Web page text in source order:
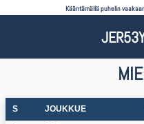
Kääntämällä puhelin
S JOUKKUE